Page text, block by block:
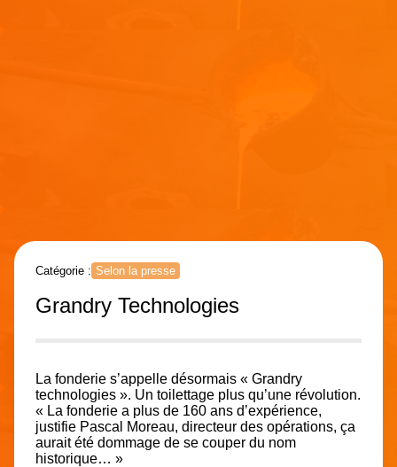
Catégorie : Selon la presse
Grandry Technologies
La fonderie s’appelle désormais « Grandry
technologies ». Un toilettage plus qu’une révolution.
« La fonderie a plus de 160 ans d’expérience,
justifie Pascal Moreau, directeur des opérations, ça
aurait été dommage de se couper du nom
historique… »